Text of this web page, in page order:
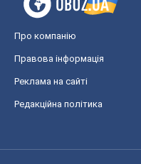
Про компанію
Правова інформація
Реклама на сайті
Редакційна політика